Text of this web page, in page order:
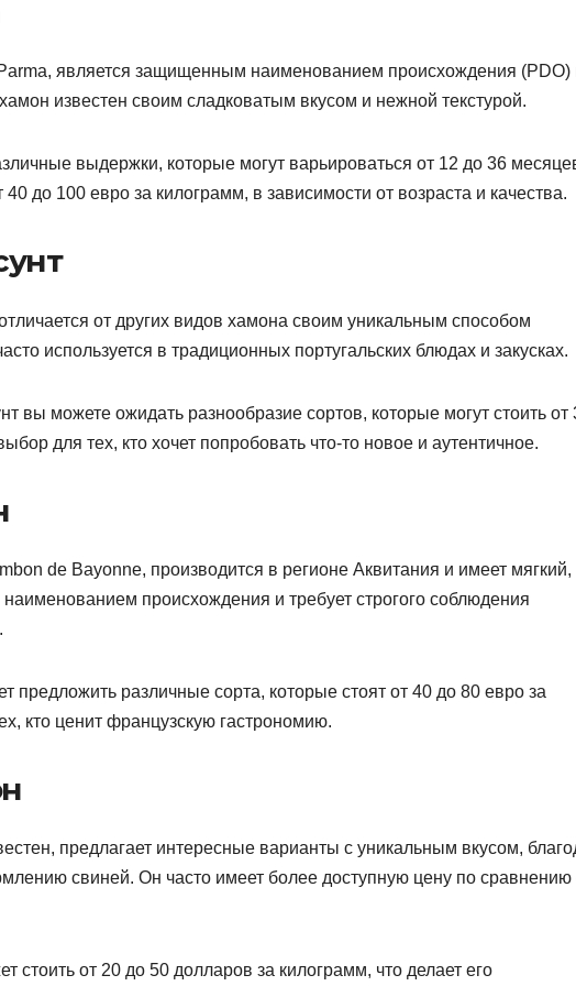
является защищенным наименованием происхождения (PDO)
известен своим сладковатым вкусом и нежной текстурой.
выдержки, которые могут варьироваться от 12 до 36
до 100 евро за килограмм, в зависимости от возраста и качества.
от других видов хамона своим уникальным способом
используется в традиционных португальских блюдах и закусках.
вы можете ожидать разнообразие сортов, которые могут стоить от
для тех, кто хочет попробовать что-то новое и аутентичное.
de Bayonne, производится в регионе Аквитания и имеет мягкий,
происхождения и требует строгого соблюдения
предложить различные сорта, которые стоят от 40 до 80 евро за
кто ценит французскую гастрономию.
предлагает интересные варианты с уникальным вкусом,
свиней. Он часто имеет более доступную цену по сравнению
стоить от 20 до 50 долларов за килограмм, что делает его